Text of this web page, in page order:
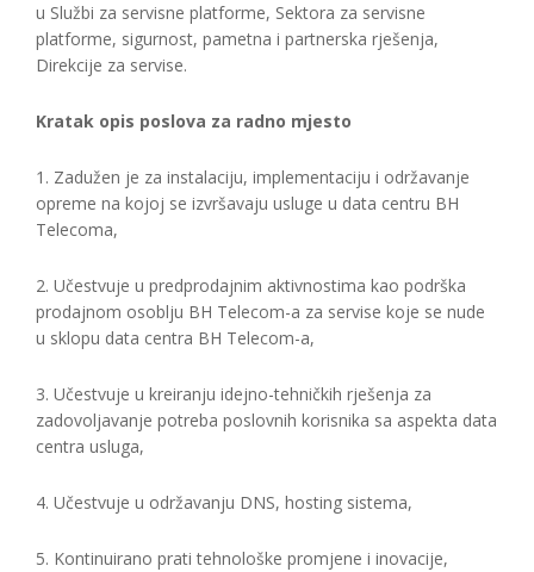
u Službi za servisne platforme, Sektora za servisne
platforme, sigurnost, pametna i partnerska rješenja,
Direkcije za servise.
Kratak opis poslova za radno mjesto
1. Zadužen je za instalaciju, implementaciju i održavanje
opreme na kojoj se izvršavaju usluge u data centru BH
Telecoma,
2. Učestvuje u predprodajnim aktivnostima kao podrška
prodajnom osoblju BH Telecom-a za servise koje se nude
u sklopu data centra BH Telecom-a,
3. Učestvuje u kreiranju idejno-tehničkih rješenja za
zadovoljavanje potreba poslovnih korisnika sa aspekta data
centra usluga,
4. Učestvuje u održavanju DNS, hosting sistema,
5. Kontinuirano prati tehnološke promjene i inovacije,